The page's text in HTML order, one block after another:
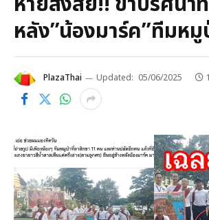
หลัง”น้องมาร์ค”ทีมหมู
PlazaThai Updated: 05/06/2025